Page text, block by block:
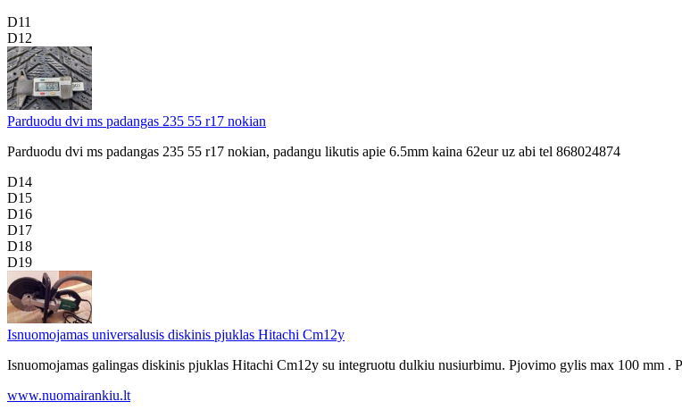
D11
D12
Parduodu dvi ms padangas 235 55 r17 nokian
Parduodu dvi ms padangas 235 55 r17 nokian, padangu likutis apie 6.5mm kaina 62eur uz abi tel 868024874
D14
D15
D16
D17
D18
D19
Isnuomojamas universalusis diskinis pjuklas Hitachi Cm12y
Isnuomojamas galingas diskinis pjuklas Hitachi Cm12y su integruotu dulkiu nusiurbimu. Pjovimo gylis max 100 mm .
www.nuomairankiu.lt